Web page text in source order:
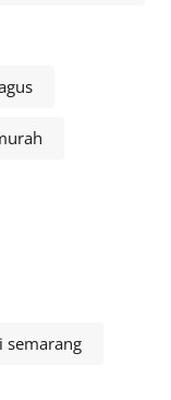
semarang